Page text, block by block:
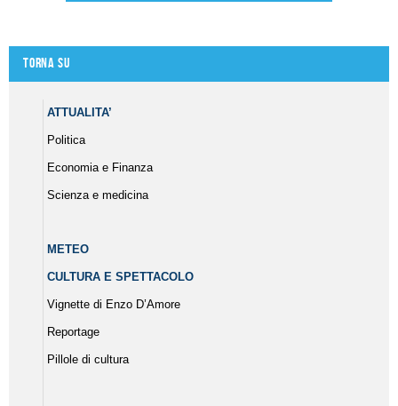
Torna su
ATTUALITA’
Politica
Economia e Finanza
Scienza e medicina
METEO
CULTURA E SPETTACOLO
Vignette di Enzo D’Amore
Reportage
Pillole di cultura